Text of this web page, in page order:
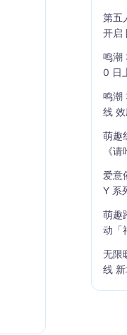
第五
开启
鸣潮
0 日
鸣潮
线
萌趣
《
爱意
Y 系
萌趣
动「
无限
线